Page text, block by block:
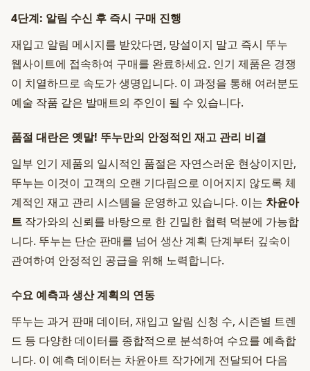
4단계: 알림 수신 후 즉시 구매 진행
재입고 알림 메시지를 받았다면, 망설이지 말고 즉시 뚜누
웹사이트에 접속하여 구매를 완료하세요. 인기 제품은 경쟁
이 치열하므로 속도가 생명입니다. 이 과정을 통해 여러분도
예술 작품 같은 발매트의 주인이 될 수 있습니다.
품절 대란은 옛말! 뚜누만의 안정적인 재고 관리 비결
일부 인기 제품의 일시적인 품절은 자연스러운 현상이지만,
뚜누는 이것이 고객의 오랜 기다림으로 이어지지 않도록 체
계적인 재고 관리 시스템을 운영하고 있습니다. 이는 차윤아
트 작가와의 신뢰를 바탕으로 한 긴밀한 협력 덕분에 가능합
니다. 뚜누는 단순 판매를 넘어 생산 계획 단계부터 깊숙이
관여하여 안정적인 공급을 위해 노력합니다.
수요 예측과 생산 계획의 연동
뚜누는 과거 판매 데이터, 재입고 알림 신청 수, 시즌별 트렌
드 등 다양한 데이터를 종합적으로 분석하여 수요를 예측합
니다. 이 예측 데이터는 차윤아트 작가에게 전달되어 다음